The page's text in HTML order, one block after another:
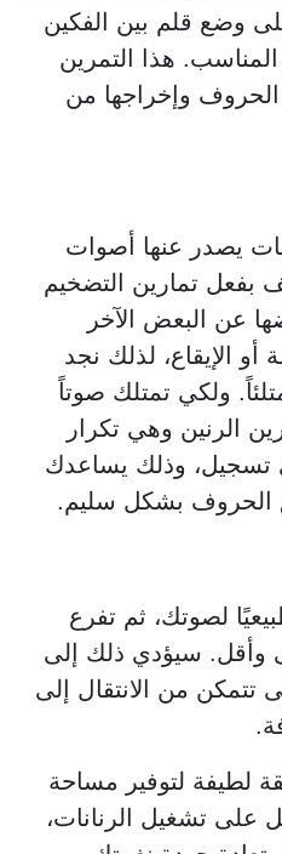
وضع قلم بين الفكين
هذا التمرين
وإخراجها من
يصدر عنها أصوات
بفعل تمارين التضخيم
عن البعض الآخر
الإيقاع، لذلك نجد
ولكي تمتلك صوتاً
الرنين وهي تكرار
تسجيل، وذلك يساعدك
الحروف بشكل سليم.
لصوتك، ثم تفرع
وأقل. سيؤدي ذلك إلى
تتمكن من الانتقال إلى
لطيفة لتوفير مساحة
على تشغيل الرنانات،